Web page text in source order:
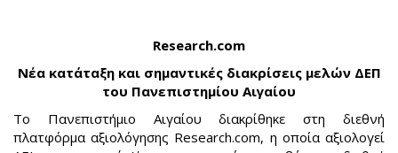
Research.com
Νέα κατάταξη και σημαντικές διακρίσεις μελών ΔΕΠ
του Πανεπιστημίου Αιγαίου
Το Πανεπιστήμιο Αιγαίου διακρίθηκε στη διεθνή
πλατφόρμα αξιολόγησης Research.com, η οποία αξιολογεί